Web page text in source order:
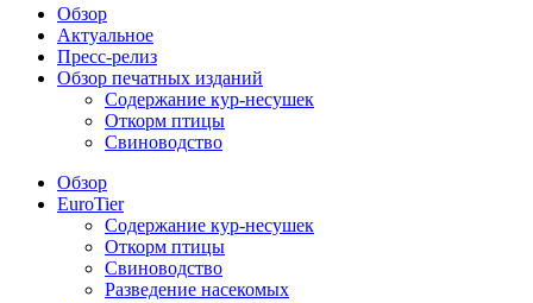
Обзор
Актуальное
Пресс-релиз
Обзор печатных изданий
Содержание кур-несушек
Откорм птицы
Свиноводство
Обзор
EuroTier
Содержание кур-несушек
Откорм птицы
Свиноводство
Разведение насекомых